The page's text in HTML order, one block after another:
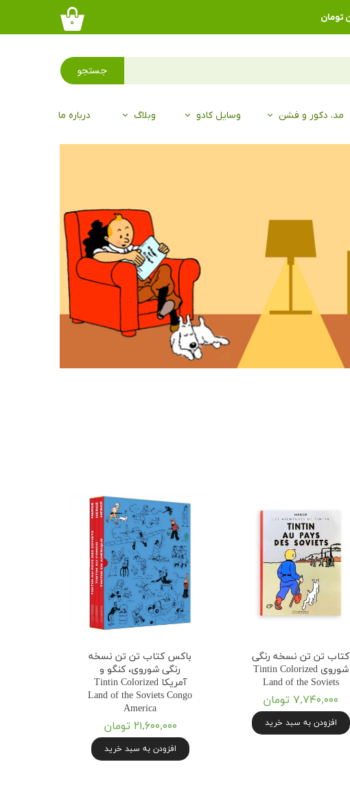
۰
جستجو
مد، دکور و فشن وسایل کادو وبلاگ درباره ما
کتاب تن تن نسخه رنگی
شوروی Tintin Colorized
Land of the Soviets
۷,۷۴۰,۰۰۰ تومان
افزودن به سبد خرید
باکس کتاب تن تن نسخه
رنگی شوروی، کنگو و
آمریکا Tintin Colorized
Land of the Soviets Congo
America
۲۱,۶۰۰,۰۰۰ تومان
افزودن به سبد خرید